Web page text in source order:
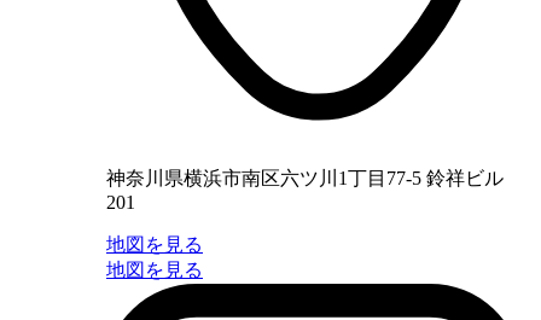
神奈川県横浜市南区六ツ川1丁目77-5 鈴祥ビル
201
地図を見る
地図を見る